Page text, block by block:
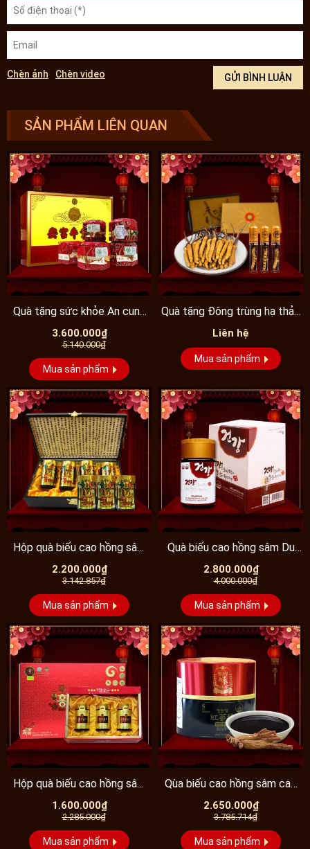
Chèn ảnh Chèn video
SẢN PHẨM LIÊN QUAN
Quà tặng sức khỏe An cung
ngưu đai vàng Đồng...
3.600.000₫
5.140.000₫
Mua sản phẩm
Quà tặng Đông trùng hạ thảo
Tây Tạng nguyên con...
Liên hệ
Mua sản phẩm
Hộp quà biếu cao hồng sâm
Kanghwa 4 lọ (250g...
2.200.000₫
3.142.857₫
Mua sản phẩm
Quà biếu cao hồng sâm Du
Ham cao cấp 100%...
2.800.000₫
4.000.000₫
Mua sản phẩm
Hộp quà biếu cao hồng sâm
Hàn Quốc hộp 3...
1.600.000₫
2.285.000₫
Mua sản phẩm
Qùa biếu cao hồng sâm cao
cấp chính phủ 6...
2.650.000₫
3.785.714₫
Mua sản phẩm